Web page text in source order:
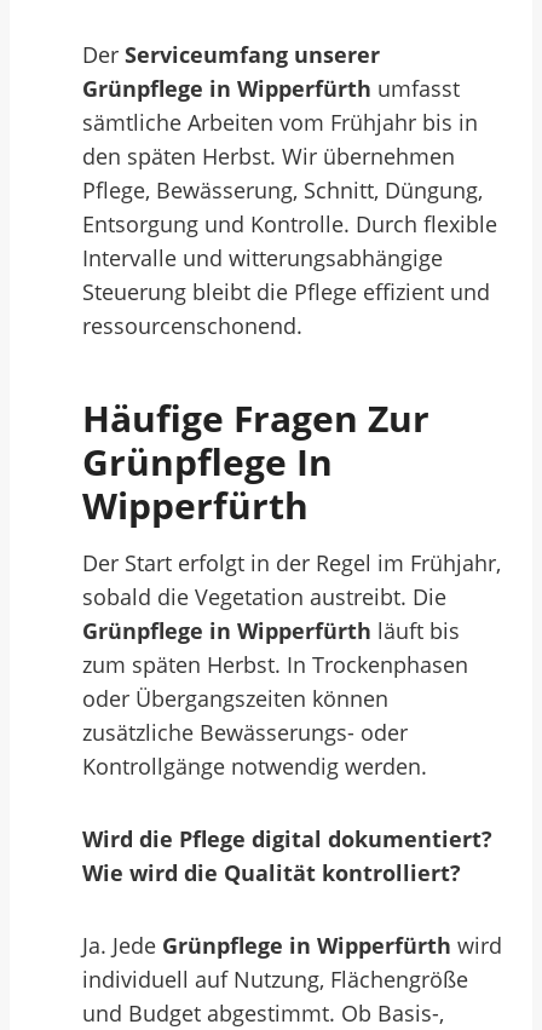
Der Serviceumfang unserer
Grünpflege in Wipperfürth umfasst
sämtliche Arbeiten vom Frühjahr bis in
den späten Herbst. Wir übernehmen
Pflege, Bewässerung, Schnitt, Düngung,
Entsorgung und Kontrolle. Durch flexible
Intervalle und witterungsabhängige
Steuerung bleibt die Pflege effizient und
ressourcenschonend.
Häufige Fragen Zur
Grünpflege In
Wipperfürth
Der Start erfolgt in der Regel im Frühjahr,
sobald die Vegetation austreibt. Die
Grünpflege in Wipperfürth läuft bis
zum späten Herbst. In Trockenphasen
oder Übergangszeiten können
zusätzliche Bewässerungs- oder
Kontrollgänge notwendig werden.
Wird die Pflege digital dokumentiert?
Wie wird die Qualität kontrolliert?
Ja. Jede Grünpflege in Wipperfürth wird
individuell auf Nutzung, Flächengröße
und Budget abgestimmt. Ob Basis-,